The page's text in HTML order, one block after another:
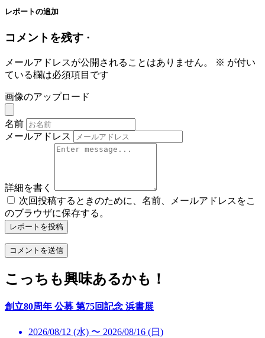
レポートの追加
コメントを残す ·
メールアドレスが公開されることはありません。 ※ が付い
ている欄は必須項目です
画像のアップロード
名前
メールアドレス
詳細を書く
次回投稿するときのために、名前、メールアドレスをこ
のブラウザに保存する。
レポートを投稿
こっちも興味あるかも！
創立80周年 公募 第75回記念 浜書展
2026/08/12 (水) 〜 2026/08/16 (日)